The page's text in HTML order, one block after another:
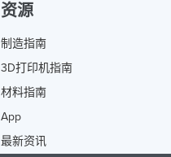
资源
制造指南
3D打印机指南
材料指南
App
最新资讯